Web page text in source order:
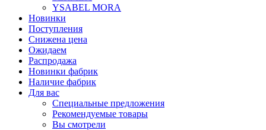
YSABEL MORA
Новинки
Поступления
Снижена цена
Ожидаем
Распродажа
Новинки фабрик
Наличие фабрик
Для вас
Специальные предложения
Рекомендуемые товары
Вы смотрели